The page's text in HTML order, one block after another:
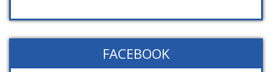
FACEBOOK